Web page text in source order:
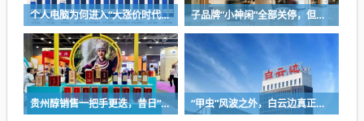
个人电脑为何进入“大涨价时代”？ 子品牌“小神闲”全部关停，但茶颜悦色的扩张还在提速
贵州醇销售一把手更迭，昔日“网红酒企”的气质变了 “甲虫”风波之外，白云边真正要面对的是什么？